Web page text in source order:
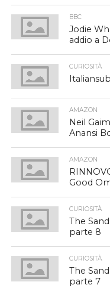
BBC
Jodie
addio a
CURIOSITÀ
AMAZON
Neil
Anansi
AMAZON
Good
CURIOSITÀ
The
parte 8
CURIOSITÀ
The
parte 7